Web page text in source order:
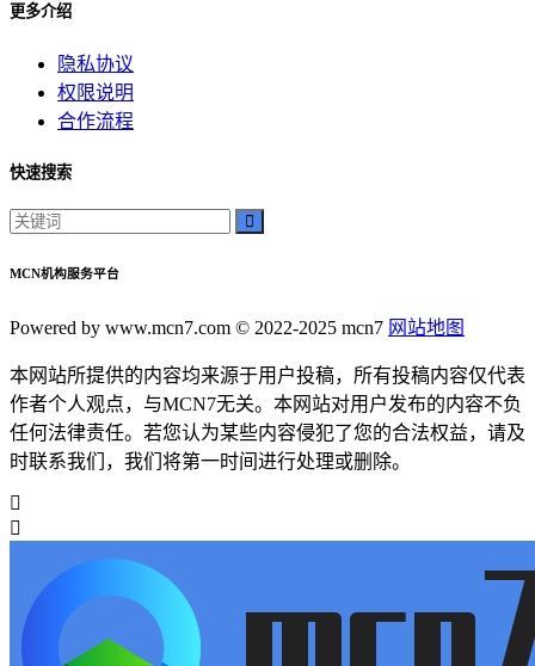
更多介绍
隐私协议
权限说明
合作流程
快速搜索
MCN机构服务平台
Powered by www.mcn7.com © 2022-2025 mcn7 网站地图
本网站所提供的内容均来源于用户投稿，所有投稿内容仅代表
作者个人观点，与MCN7无关。本网站对用户发布的内容不负
任何法律责任。若您认为某些内容侵犯了您的合法权益，请及
时联系我们，我们将第一时间进行处理或删除。